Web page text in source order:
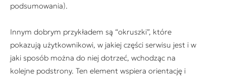
podsumowania).
Innym dobrym przykładem są “okruszki”, które
pokazują użytkownikowi, w jakiej części serwisu jest i w
jaki sposób można do niej dotrzeć, wchodząc na
kolejne podstrony. Ten element wspiera orientację i